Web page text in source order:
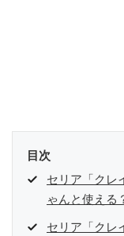
目次
セリア「クレ
ゃんと使える
セリア「クレ